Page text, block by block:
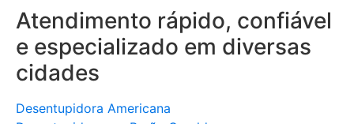
Atendimento rápido, confiável
e especializado em diversas
cidades
Desentupidora Americana